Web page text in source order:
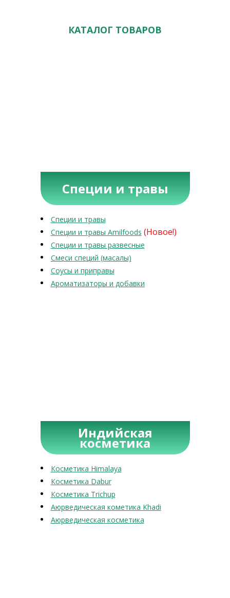
КАТАЛОГ ТОВАРОВ
Специи и травы
Специи и травы
Специи и травы Amilfoods (Новое!)
Специи и травы развесные
Смеси специй (масалы)
Соусы и приправы
Ароматизаторы и добавки
Индийская
косметика
Косметика Himalaya
Косметика Dabur
Косметика Trichup
Аюрведическая кометика Khadi
Аюрведическая косметика